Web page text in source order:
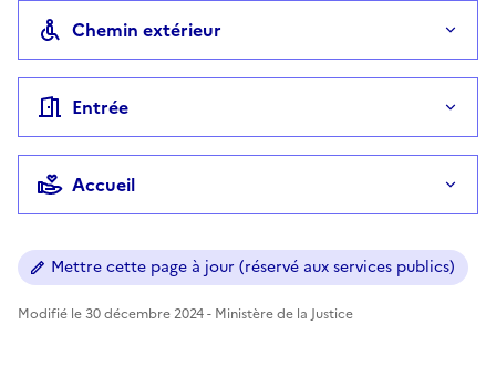
Chemin extérieur
Entrée
Accueil
Mettre cette page à jour (réservé aux services publics)
Modifié le 30 décembre 2024 - Ministère de la Justice